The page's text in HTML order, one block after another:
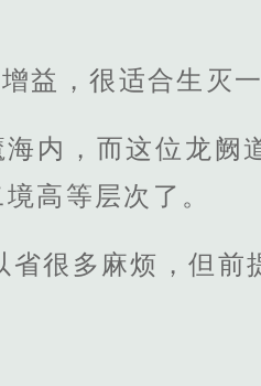
益，很适合生灭
内，而这位龙阙
高等层次了。
很多麻烦，但前